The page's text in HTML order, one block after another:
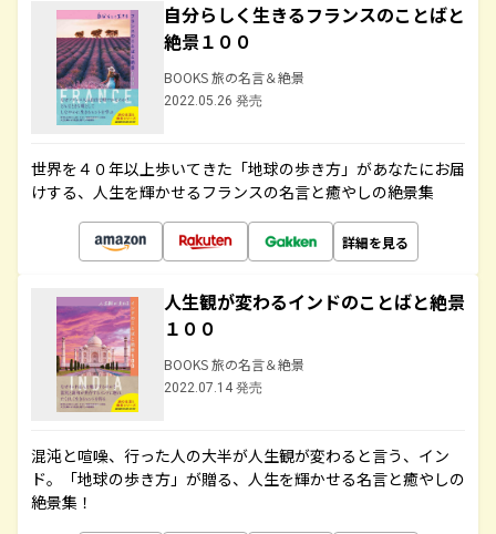
自分らしく生きるフランスのことばと
絶景１００
BOOKS 旅の名言＆絶景
2022.05.26 発売
世界を４０年以上歩いてきた「地球の歩き方」があなたにお届
けする、人生を輝かせるフランスの名言と癒やしの絶景集
詳細を見る
人生観が変わるインドのことばと絶景
１００
BOOKS 旅の名言＆絶景
2022.07.14 発売
混沌と喧噪、行った人の大半が人生観が変わると言う、イン
ド。「地球の歩き方」が贈る、人生を輝かせる名言と癒やしの
絶景集！